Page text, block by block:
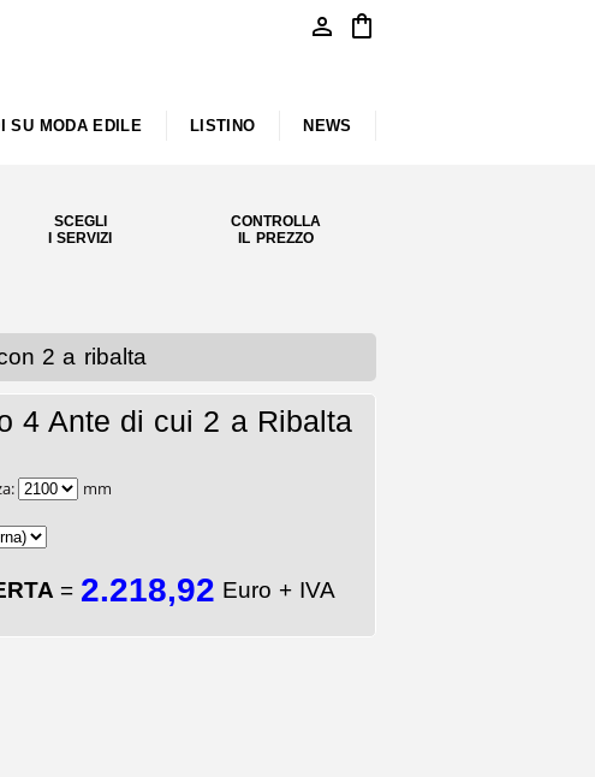
person shopping_bag
SU MODA EDILE LISTINO NEWS
SCEGLI
I SERVIZI
CONTROLLA
IL PREZZO
2 a ribalta
4 Ante di cui 2 a Ribalta
mm
= 2.218,92 Euro + IVA